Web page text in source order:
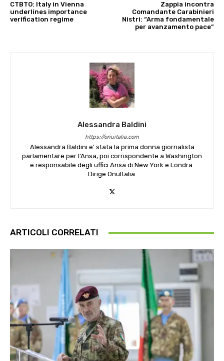
CTBTO: Italy in Vienna
underlines importance
verification regime
Zappia incontra
Comandante Carabinieri
Nistri: “Arma fondamentale
per avanzamento pace”
Alessandra Baldini
https://onuitalia.com
Alessandra Baldini e’ stata la prima donna giornalista
parlamentare per l’Ansa, poi corrispondente a Washington
e responsabile degli uffici Ansa di New York e Londra.
Dirige OnuItalia.
ARTICOLI CORRELATI